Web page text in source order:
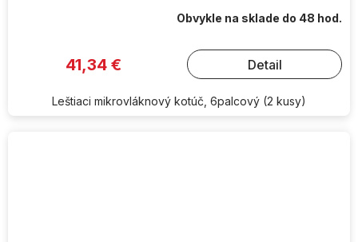
Obvykle na sklade do 48 hod.
41,34 € Detail
Leštiaci mikrovláknový kotúč, 6palcový (2 kusy)